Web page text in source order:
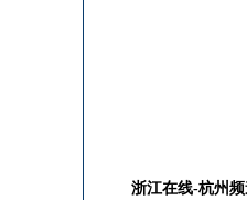
浙江在线-杭州频